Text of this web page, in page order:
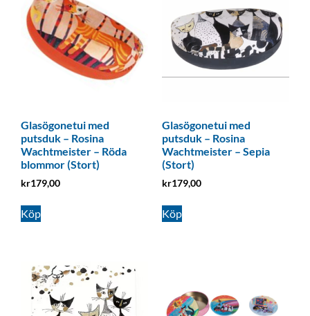
Glasögonetui med
putsduk – Rosina
Wachtmeister – Röda
blommor (Stort)
kr179,00
Köp
Glasögonetui med
putsduk – Rosina
Wachtmeister – Sepia
(Stort)
kr179,00
Köp